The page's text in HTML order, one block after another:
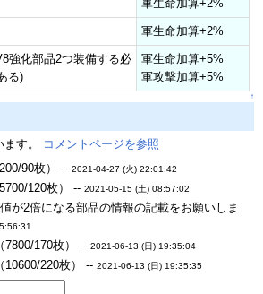
軍生命加算+2%
軍生命加算+2%
強化部品2つ装備する必
る)
軍生命加算+5%
軍攻撃加算+5%
↑
す。
コメントページを参照
90枚） -- 2021-04-27 (火) 22:01:42
120枚） -- 2021-05-15 (土) 08:57:02
が2倍になる部品の情報の記載をお願いしま
7800/170枚） -- 2021-06-13 (日) 19:35:04
10600/220枚） -- 2021-06-13 (日) 19:35:35